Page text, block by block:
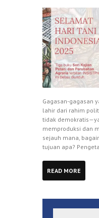
Gagasan-gagasan
lahir dari rahim
tidak
memproduksi dan
sejauh mana,
tujuan apa?
READ MORE